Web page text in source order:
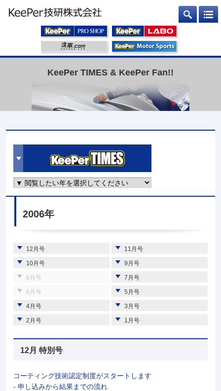
KeePer TIMES & KeePer Fan!!
2006年
12月号 11月号
10月号 9月号
8月号 7月号
6月号 5月号
4月号 3月号
2月号 1月号
12月 特別号
コーティング技術認定制度がスタートします
- 申し込みから結果までの流れ